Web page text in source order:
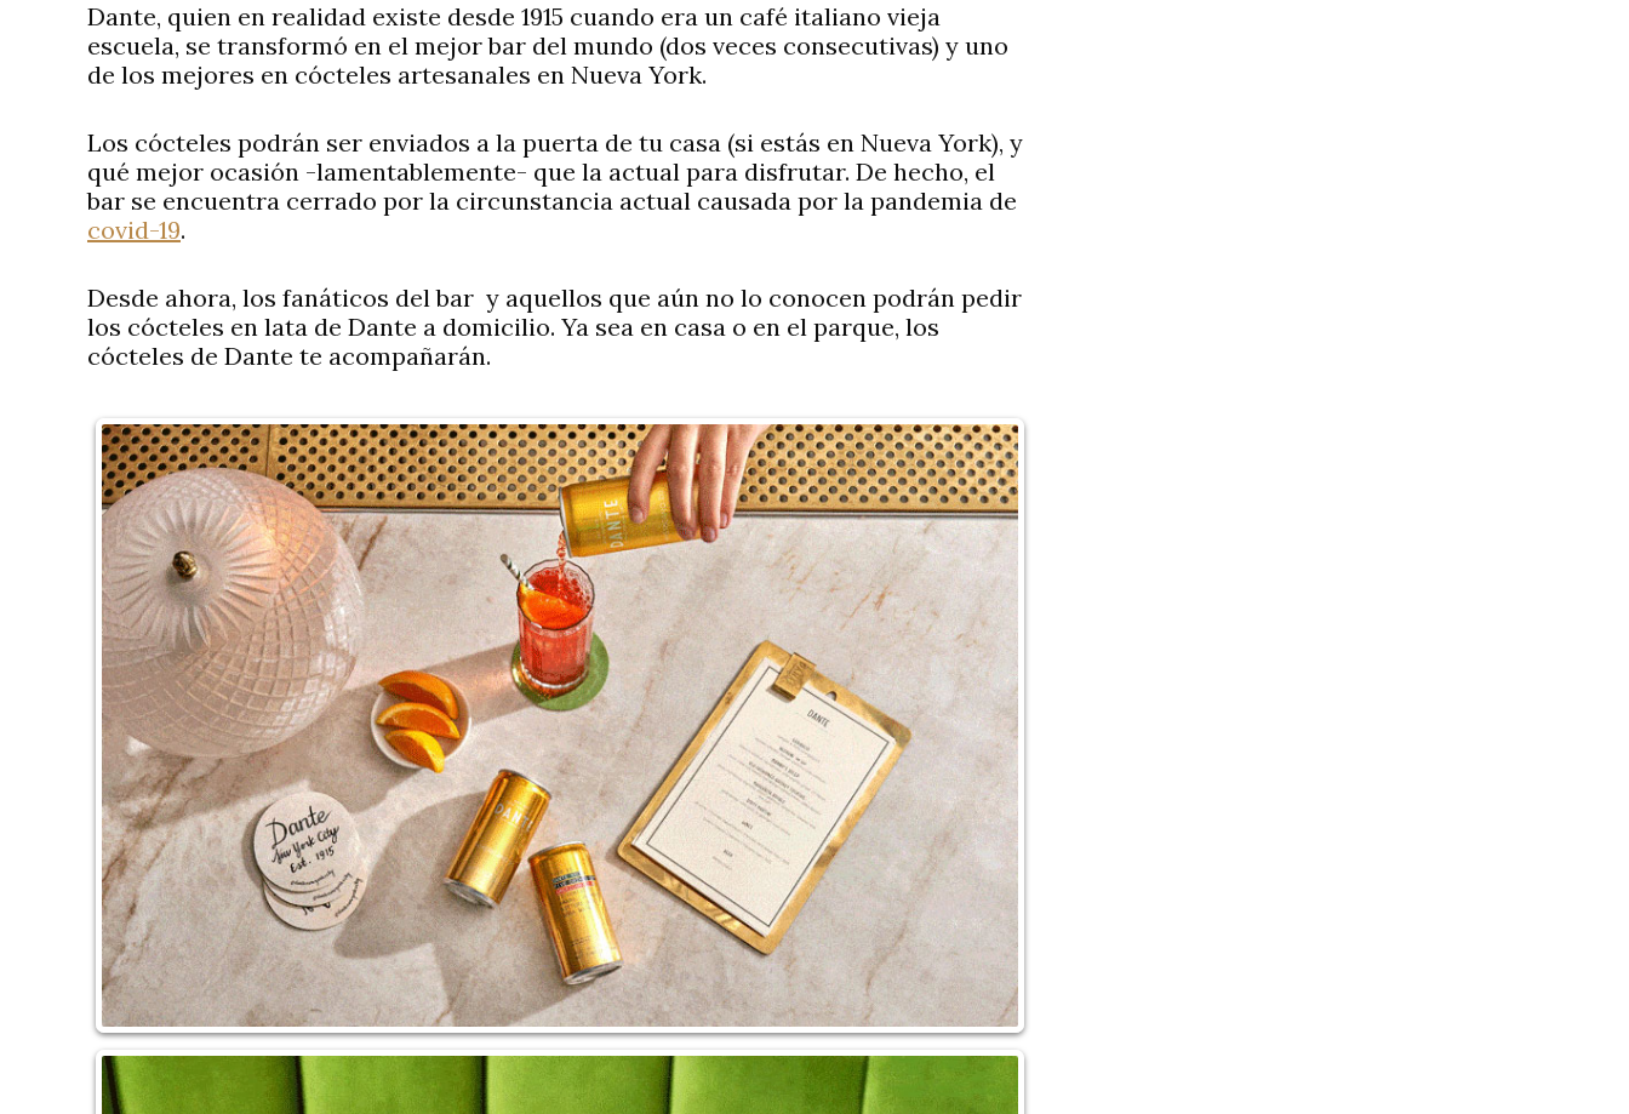
Dante, quien en realidad existe desde 1915 cuando era un café italiano vieja
escuela, se transformó en el mejor bar del mundo (dos veces consecutivas) y uno
de los mejores en cócteles artesanales en Nueva York.
Los cócteles podrán ser enviados a la puerta de tu casa (si estás en Nueva York), y
qué mejor ocasión -lamentablemente- que la actual para disfrutar. De hecho, el
bar se encuentra cerrado por la circunstancia actual causada por la pandemia de
covid-19.
Desde ahora, los fanáticos del bar y aquellos que aún no lo conocen podrán pedir
los cócteles en lata de Dante a domicilio. Ya sea en casa o en el parque, los
cócteles de Dante te acompañarán.